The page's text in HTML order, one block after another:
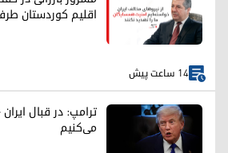
اقلیم کوردستان
14 ساعت پیش
ترامپ: در قبال
می‌کنیم